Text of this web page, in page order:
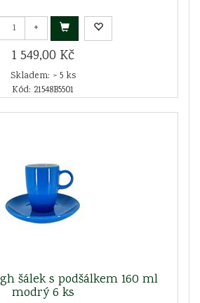
+
1 549,00 Kč
Skladem: > 5 ks
Kód: 21548B5501
šálek s podšálkem 160 ml
modrý 6 ks